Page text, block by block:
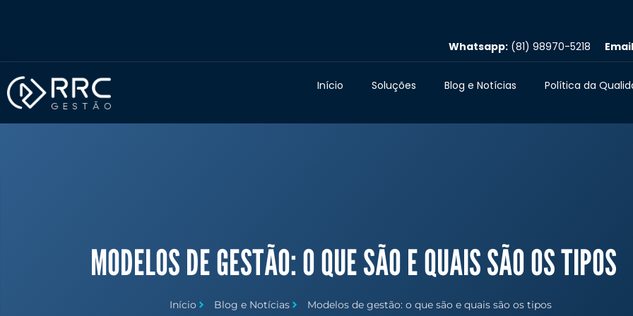
Whatsapp: (81) 98970-5218
Início Soluções Blog e Notícias Política da
MODELOS DE GESTÃO: O QUE SÃO E QUAIS SÃO OS TIPOS
Início Blog e Notícias Modelos de gestão: o que são e quais são os tipos